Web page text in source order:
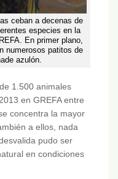
ceban a decenas de
especies en la
En primer plano,
numerosos patitos de
azulón.
1.500 animales
en GREFA entre
concentra la mayor
a ellos, nada
pudo ser
en condiciones